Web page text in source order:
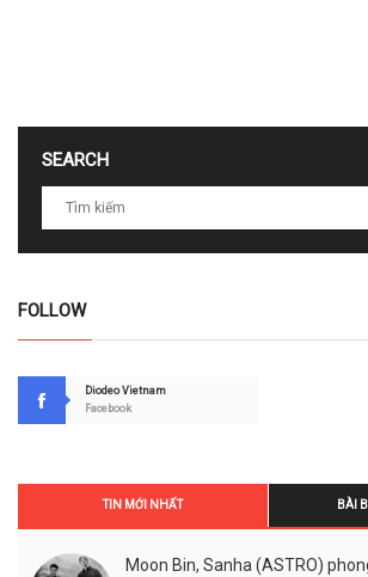
SEARCH
FOLLOW
Diodeo Vietnam
Facebook
TIN MỚI NHẤT BÀI
Moon Bin, Sanha (ASTRO)